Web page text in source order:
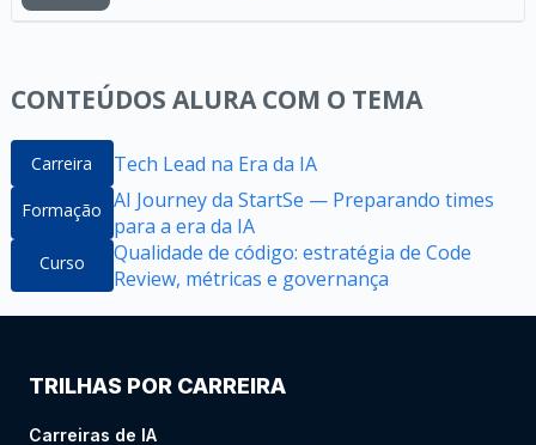
CONTEÚDOS ALURA COM O TEMA
Carreira Tech Lead na Era da IA
Formação AI Journey da StartSe — Preparando times
para a era da IA
Curso
Qualidade de código: estratégia de Code
Review, métricas e governança
TRILHAS POR CARREIRA
Carreiras de IA